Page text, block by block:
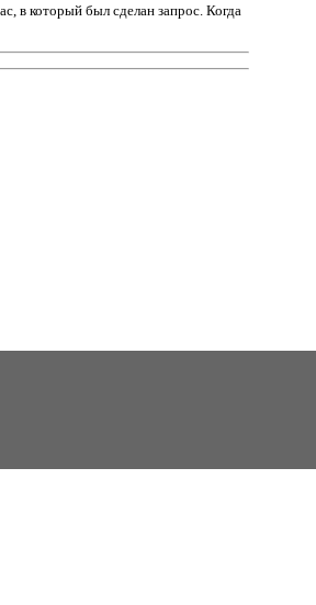
в который был сделан запрос. Когда